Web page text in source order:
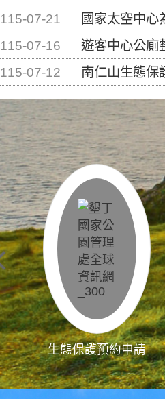
115-07-21
國家太空中心為辦理
115-07-16
遊客中心公廁
115-07-12
南仁山生態保護區步道已完成
生態保護預約申請